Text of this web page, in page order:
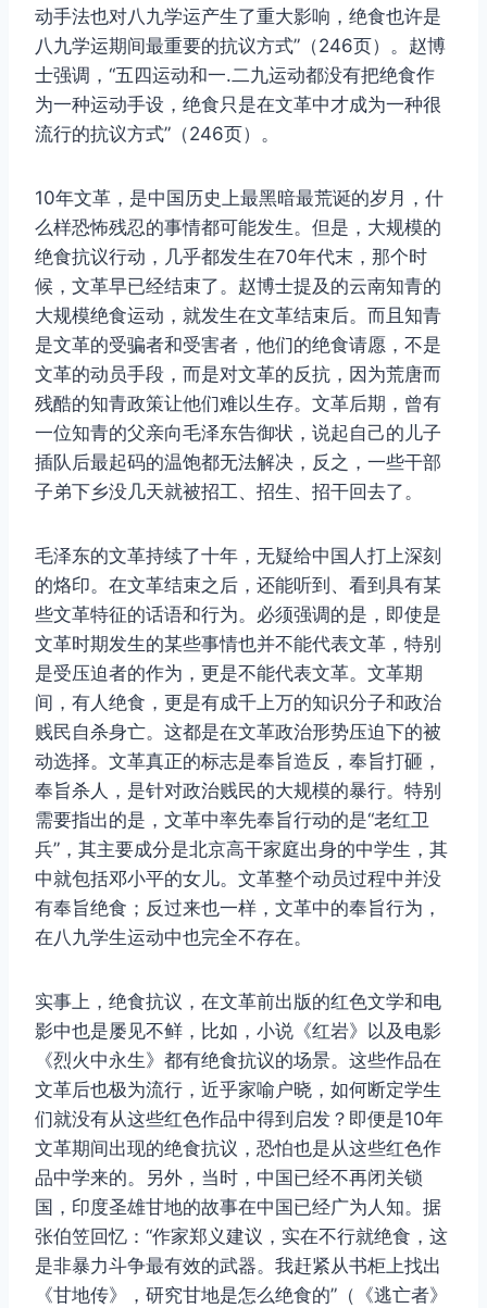
动手法也对八九学运产生了重大影响，绝食也许是
八九学运期间最重要的抗议方式”（246页）。赵博
士强调，“五四运动和一.二九运动都没有把绝食作
为一种运动手设，绝食只是在文革中才成为一种很
流行的抗议方式”（246页）。
10年文革，是中国历史上最黑暗最荒诞的岁月，什
么样恐怖残忍的事情都可能发生。但是，大规模的
绝食抗议行动，几乎都发生在70年代末，那个时
候，文革早已经结束了。赵博士提及的云南知青的
大规模绝食运动，就发生在文革结束后。而且知青
是文革的受骗者和受害者，他们的绝食请愿，不是
文革的动员手段，而是对文革的反抗，因为荒唐而
残酷的知青政策让他们难以生存。文革后期，曾有
一位知青的父亲向毛泽东告御状，说起自己的儿子
插队后最起码的温饱都无法解决，反之，一些干部
子弟下乡没几天就被招工、招生、招干回去了。
毛泽东的文革持续了十年，无疑给中国人打上深刻
的烙印。在文革结束之后，还能听到、看到具有某
些文革特征的话语和行为。必须强调的是，即使是
文革时期发生的某些事情也并不能代表文革，特别
是受压迫者的作为，更是不能代表文革。文革期
间，有人绝食，更是有成千上万的知识分子和政治
贱民自杀身亡。这都是在文革政治形势压迫下的被
动选择。文革真正的标志是奉旨造反，奉旨打砸，
奉旨杀人，是针对政治贱民的大规模的暴行。特别
需要指出的是，文革中率先奉旨行动的是“老红卫
兵”，其主要成分是北京高干家庭出身的中学生，其
中就包括邓小平的女儿。文革整个动员过程中并没
有奉旨绝食；反过来也一样，文革中的奉旨行为，
在八九学生运动中也完全不存在。
实事上，绝食抗议，在文革前出版的红色文学和电
影中也是屡见不鲜，比如，小说《红岩》以及电影
《烈火中永生》都有绝食抗议的场景。这些作品在
文革后也极为流行，近乎家喻户晓，如何断定学生
们就没有从这些红色作品中得到启发？即便是10年
文革期间出现的绝食抗议，恐怕也是从这些红色作
品中学来的。另外，当时，中国已经不再闭关锁
国，印度圣雄甘地的故事在中国已经广为人知。据
张伯笠回忆：“作家郑义建议，实在不行就绝食，这
是非暴力斗争最有效的武器。我赶紧从书柜上找出
《甘地传》，研究甘地是怎么绝食的”（《逃亡者》